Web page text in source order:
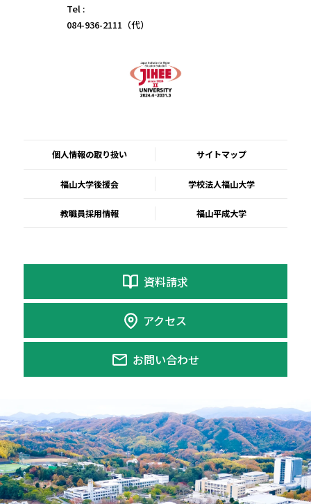
Tel :
084-936-2111（代）
個人情報の取り扱い サイトマップ
福山大学後援会 学校法人福山大学
教職員採用情報 福山平成大学
資料請求
アクセス
お問い合わせ